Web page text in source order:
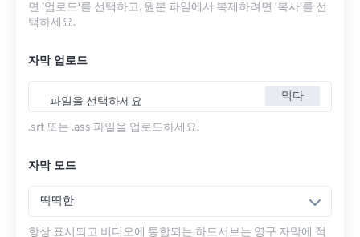
면 '업로드'를 선택하고, 원본 파일에서 복제하려면 '복사'를 선
택하세요.
자막 업로드
파일을 선택하세요 먹다
.srt 또는 .ass 파일을 업로드하세요.
자막 모드
딱딱한
항상 표시되고 비디오에 통합되는 하드서브는 영구 자막에 적